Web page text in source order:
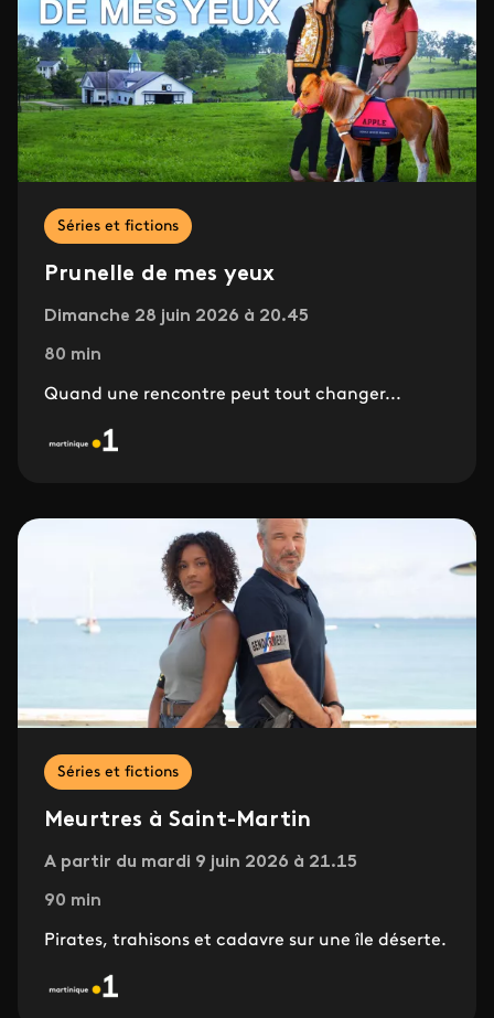
Séries et fictions
Prunelle de mes yeux
Dimanche 28 juin 2026 à 20.45
80 min
Quand une rencontre peut tout changer...
Séries et fictions
Meurtres à Saint-Martin
A partir du mardi 9 juin 2026 à 21.15
90 min
Pirates, trahisons et cadavre sur une île déserte.